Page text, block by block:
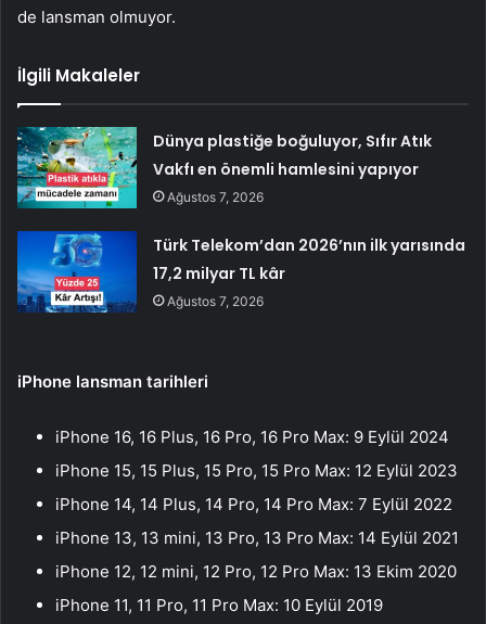
de lansman olmuyor.
İlgili Makaleler
Dünya plastiğe boğuluyor, Sıfır Atık
Vakfı en önemli hamlesini yapıyor
Ağustos 7, 2026
Türk Telekom’dan 2026’nın ilk yarısında
17,2 milyar TL kâr
Ağustos 7, 2026
iPhone lansman tarihleri
iPhone 16, 16 Plus, 16 Pro, 16 Pro Max: 9 Eylül 2024
iPhone 15, 15 Plus, 15 Pro, 15 Pro Max: 12 Eylül 2023
iPhone 14, 14 Plus, 14 Pro, 14 Pro Max: 7 Eylül 2022
iPhone 13, 13 mini, 13 Pro, 13 Pro Max: 14 Eylül 2021
iPhone 12, 12 mini, 12 Pro, 12 Pro Max: 13 Ekim 2020
iPhone 11, 11 Pro, 11 Pro Max: 10 Eylül 2019